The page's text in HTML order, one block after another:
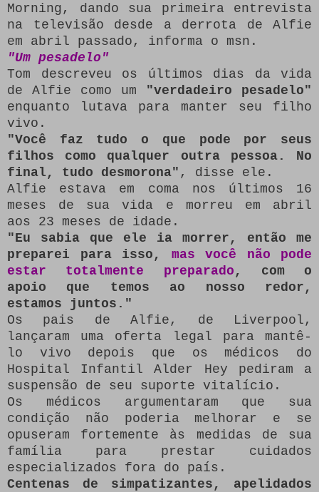
Morning, dando sua primeira entrevista
na televisão desde a derrota de Alfie
em abril passado, informa o msn.
"Um pesadelo"
Tom descreveu os últimos dias da vida
de Alfie como um "verdadeiro pesadelo"
enquanto lutava para manter seu filho
vivo.
"Você faz tudo o que pode por seus
filhos como qualquer outra pessoa.
No
final, tudo desmorona" , disse ele.
Alfie estava em coma nos últimos 16
meses de sua vida e morreu em abril
aos 23 meses de idade.
"Eu sabia que ele ia morrer, então me
preparei para isso, mas você não pode
estar totalmente preparado , com o
apoio que temos ao nosso redor,
estamos juntos."
Os pais de Alfie, de Liverpool,
lançaram uma oferta legal para mantê-
lo vivo depois que os médicos do
Hospital Infantil Alder Hey pediram a
suspensão de seu suporte vitalício.
Os médicos argumentaram que sua
condição não poderia melhorar e se
opuseram fortemente às medidas de sua
família para prestar cuidados
especializados fora do país.
Centenas de simpatizantes, apelidados